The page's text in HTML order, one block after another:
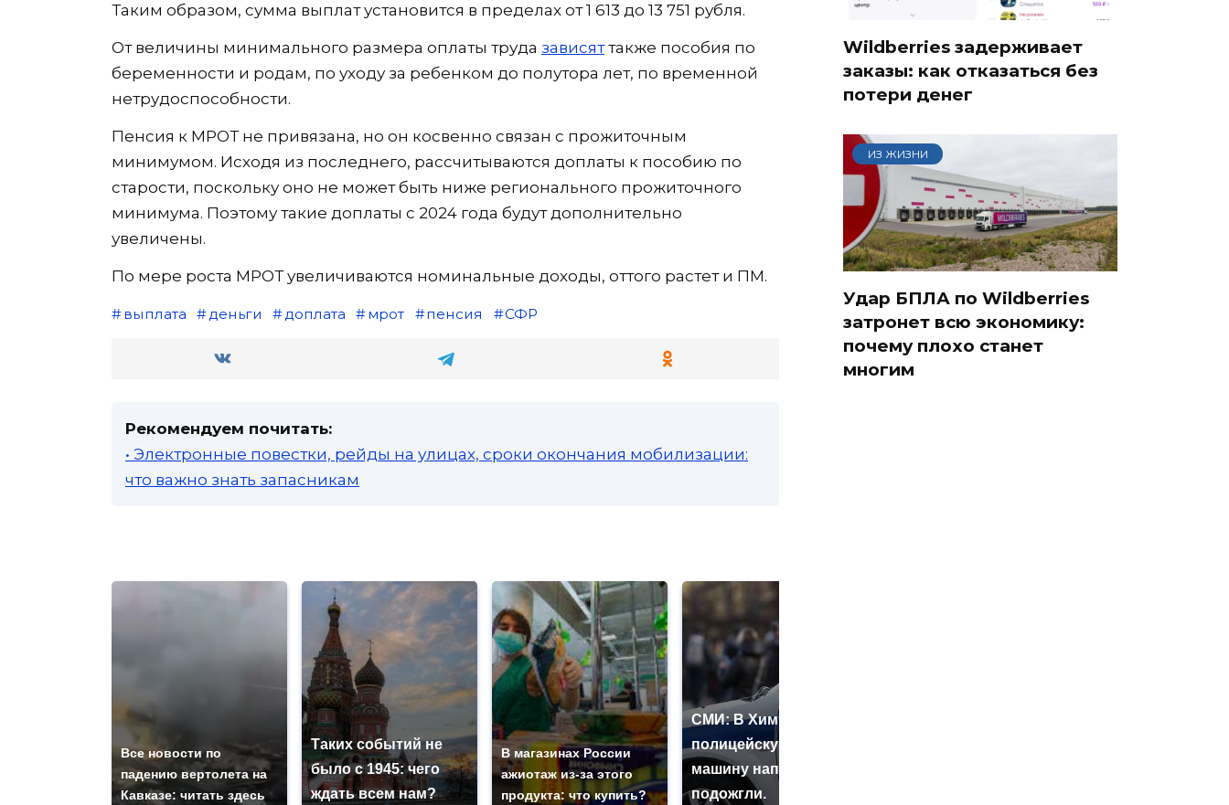
Таким образом, сумма выплат установится в пределах от 1 613 до 13 751 рубля.
От величины минимального размера оплаты труда зависяттакже пособия по
беременности и родам, по уходу за ребенком до полутора лет, по временной
нетрудоспособности.
Пенсия к МРОТ не привязана, но он косвенно связан с прожиточным
минимумом. Исходя из последнего, рассчитываются доплаты к пособию по
старости, поскольку оно не может быть ниже регионального прожиточного
минимума. Поэтому такие доплаты с 2024 года будут дополнительно
увеличены.
По мере роста МРОТ увеличиваются номинальные доходы, оттого растет и ПМ.
выплата деньги доплата мрот пенсия СФР
Рекомендуем почитать:
• Электронные повестки, рейды на улицах, сроки окончания мобилизации:
что важно знать запасникам
Все новости по
падению вертолета на
Кавказе: читать здесь
Таких событий не
было с 1945: чего
ждать всем нам?
В магазинах России
ажиотаж из-за этого
продукта: что купить?
СМИ: В Химках на
полицейскую
машину напали и
подожгли.
Wildberries задерживает
заказы: как отказаться без
потери денег
ИЗ ЖИЗНИ
Удар БПЛА по Wildberries
затронет всю экономику:
почему плохо станет
многим